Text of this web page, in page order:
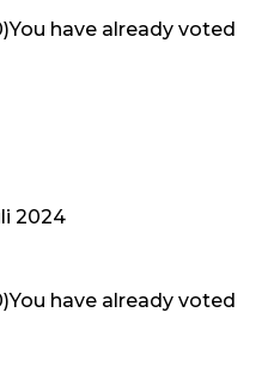
)You have already voted
2024
)You have already voted